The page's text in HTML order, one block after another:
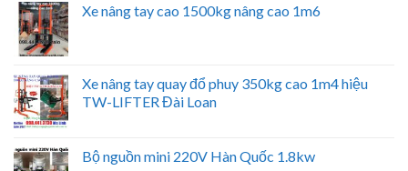
Xe nâng tay cao 1500kg nâng cao 1m6
Xe nâng tay quay đổ phuy 350kg cao 1m4 hiệu
TW-LIFTER Đài Loan
Bộ nguồn mini 220V Hàn Quốc 1.8kw